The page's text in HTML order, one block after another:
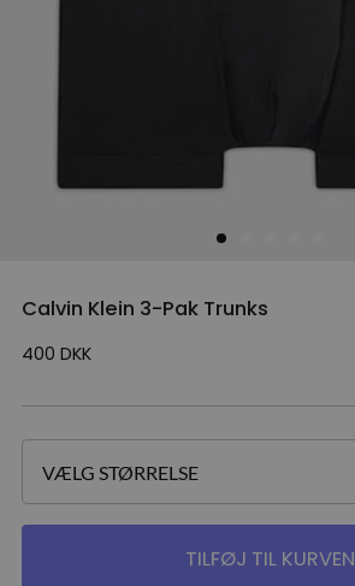
Calvin Klein 3-Pak Trunks
400 DKK
TILFØJ TIL KURVEN